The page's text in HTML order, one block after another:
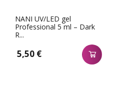
NANI UV/LED gel
Professional 5 ml – Dark
R...
5,50 €